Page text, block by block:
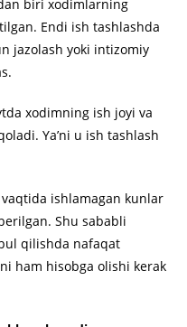
biri xodimlarning
Endi ish tashlashda
jazolash yoki intizomiy
xodimning ish joyi va
Ya’ni u ish tashlash
ishlamagan kunlar
Shu sababli
qilishda nafaqat
ham hisobga olishi kerak